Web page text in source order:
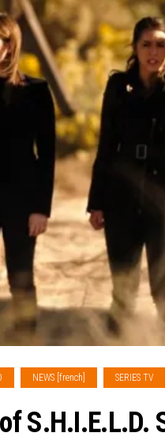
NEWS [french] SERIES TV
S.H.I.E.L.D.